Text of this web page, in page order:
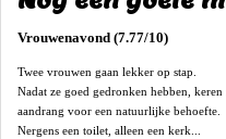
Vrouwenavond (7.77/10)
Twee vrouwen gaan lekker op stap.
Nadat ze goed gedronken hebben,
aandrang voor een natuurlijke behoefte.
Nergens een toilet, alleen een kerk...